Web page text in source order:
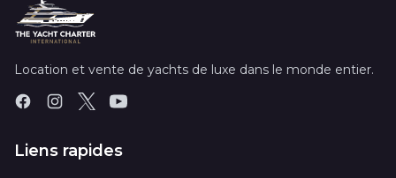
Location et vente de yachts de luxe dans le monde entier.
Liens rapides